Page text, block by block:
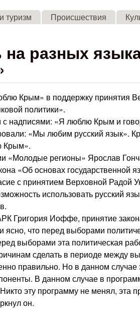
Skip to main content
туризм Происшествия
разных
Крым» в поддержку принятия
политики».
с надписями: «Я люблю Крым и
«Мы любим русский язык».
Крым».
«Молодые регионы» Ярослав
«Об основах государственной
с принятием Верховной Радой
использовать русский
Григория Иоффе, принятие
что перед выборами
выборами эта политическая
сделать в периоде между
правильно. Но в данном случае
В данном случае в
эту программу не менял, эта
он.